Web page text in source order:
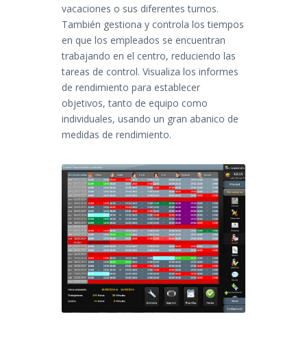
vacaciones o sus diferentes turnos.
También gestiona y controla los tiempos
en que los empleados se encuentran
trabajando en el centro, reduciendo las
tareas de control. Visualiza los informes
de rendimiento para establecer
objetivos, tanto de equipo como
individuales, usando un gran abanico de
medidas de rendimiento.